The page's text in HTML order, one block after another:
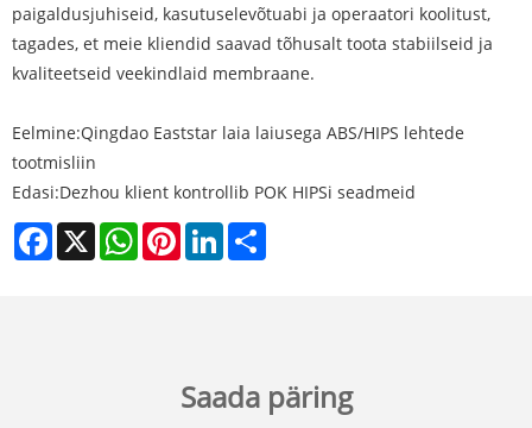
paigaldusjuhiseid, kasutuselevõtuabi ja operaatori koolitust,
tagades, et meie kliendid saavad tõhusalt toota stabiilseid ja
kvaliteetseid veekindlaid membraane.
Eelmine:Qingdao Eaststar laia laiusega ABS/HIPS lehtede
tootmisliin
Edasi:Dezhou klient kontrollib POK HIPSi seadmeid
Facebook
X WhatsAppPinterestLinkedIn
Saada päring